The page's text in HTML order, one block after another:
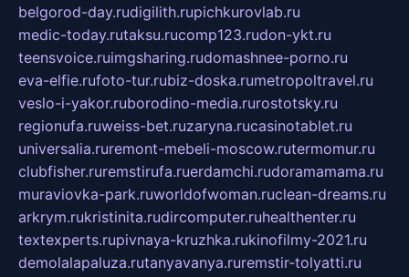
belgorod-day.rudigilith.rupichkurovlab.ru
medic-today.rutaksu.rucomp123.rudon-ykt.ru
teensvoice.ruimgsharing.rudomashnee-porno.ru
eva-elfie.rufoto-tur.rubiz-doska.rumetropoltravel.ru
veslo-i-yakor.ruborodino-media.rurostotsky.ru
regionufa.ruweiss-bet.ruzaryna.rucasinotablet.ru
universalia.ruremont-mebeli-moscow.rutermomur.ru
clubfisher.ruremstirufa.ruerdamchi.rudoramamama.ru
muraviovka-park.ruworldofwoman.ruclean-dreams.ru
arkrym.rukristinita.rudircomputer.ruhealthenter.ru
textexperts.rupivnaya-kruzhka.rukinofilmy-2021.ru
demolalapaluza.rutanyavanya.ruremstir-tolyatti.ru